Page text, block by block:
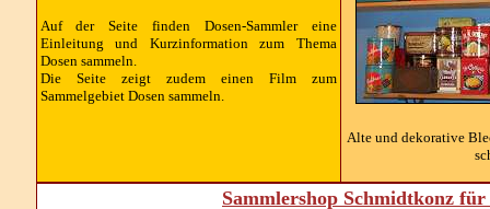
Auf der Seite finden Dosen-Sammler eine
Einleitung und Kurzinformation zum Thema
Dosen sammeln.
Die Seite zeigt zudem einen Film zum
Sammelgebiet Dosen sammeln.
Alte und dekorative
Sammlershop Schmidtkonz